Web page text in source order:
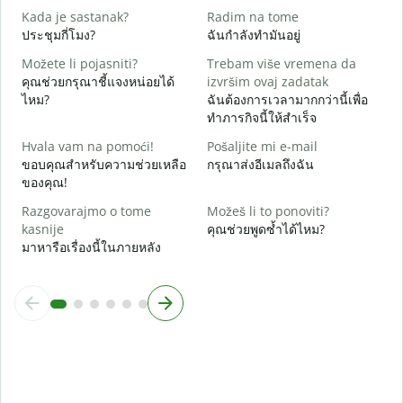
Kada je sastanak?
ประชุมกี่โมง?
Radim na tome
ฉันกำลังทำมันอยู่
Možete li pojasniti?
คุณช่วยกรุณาชี้แจงหน่อยได้
ไหม?
Trebam više vremena da
izvršim ovaj zadatak
ฉันต้องการเวลามากกว่านี้เพื่อ
ทำภารกิจนี้ให้สำเร็จ
Hvala vam na pomoći!
ขอบคุณสำหรับความช่วยเหลือ
ของคุณ!
Pošaljite mi e-mail
กรุณาส่งอีเมลถึงฉัน
Razgovarajmo o tome
kasnije
มาหารือเรื่องนี้ในภายหลัง
Možeš li to ponoviti?
คุณช่วยพูดซ้ำได้ไหม?